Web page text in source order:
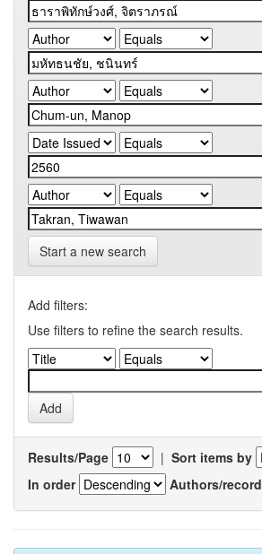
Start a new search
Add filters:
Use filters to refine the search results.
Results/Page | Sort items by
In order
Authors/record